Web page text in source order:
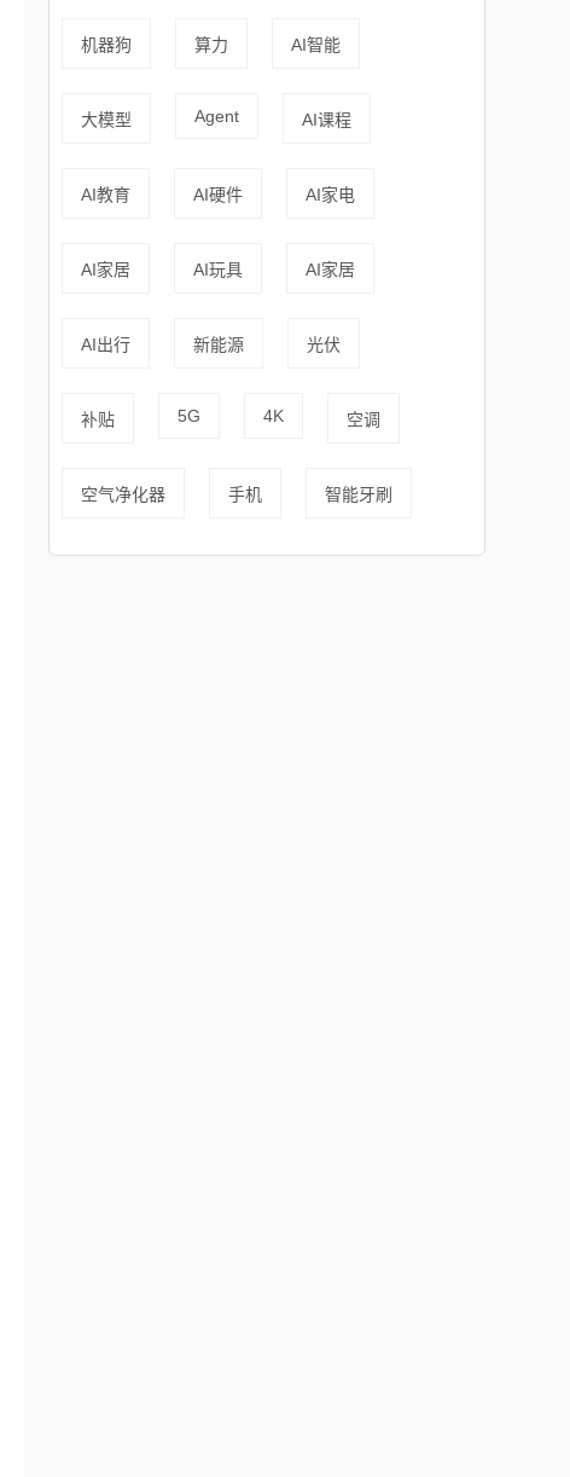
机器狗 算力 AI智能
大模型 Agent AI课程
AI教育 AI硬件 AI家电
AI家居 AI玩具 AI家居
AI出行 新能源 光伏
补贴 5G 4K 空调
空气净化器 手机 智能牙刷